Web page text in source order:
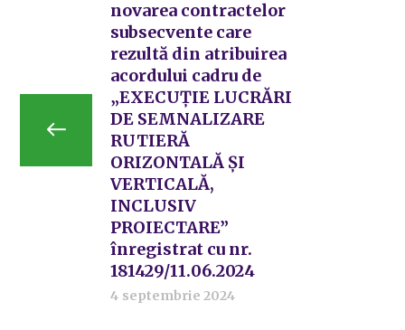
novarea contractelor
subsecvente care
rezultă din atribuirea
acordului cadru de
„EXECUȚIE LUCRĂRI
DE SEMNALIZARE
RUTIERĂ
ORIZONTALĂ ȘI
VERTICALĂ,
INCLUSIV
PROIECTARE”
înregistrat cu nr.
181429/11.06.2024
4 septembrie 2024